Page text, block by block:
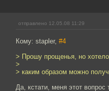
отправлено 12.05.08 11:29
Кому: stapler, #4
> Прошу прощенья, но
>
> каким образом можно
Да, кстати, меня этот